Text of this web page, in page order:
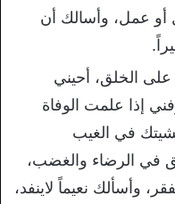
أو عمل، وأسالك أن
الخلق، أحيني
إذا علمت الوفاة
في الغيب
في الرضاء والغضب،
وأسألك نعيماً لاينفد،